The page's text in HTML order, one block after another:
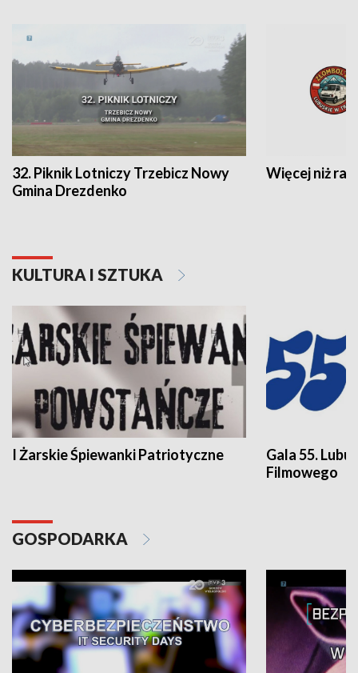
32. Piknik Lotniczy Trzebicz Nowy
Gmina Drezdenko
Więcej niż rajd
KULTURA I SZTUKA
I Żarskie Śpiewanki Patriotyczne
Gala 55.
Filmowego
GOSPODARKA